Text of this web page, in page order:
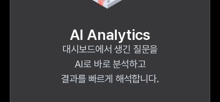
AI Analytics
대시보드에서 생긴 질문을
AI로 바로 분석하고
결과를 빠르게 해석합니다.